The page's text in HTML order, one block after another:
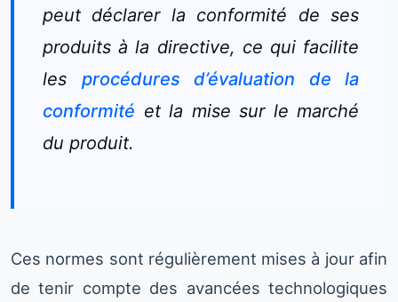
peut déclarer la conformité de ses
produits à la directive, ce qui facilite
les procédures d’évaluation de la
conformité et la mise sur le marché
du produit.
Ces normes sont régulièrement mises à jour afin
de tenir compte des avancées technologiques